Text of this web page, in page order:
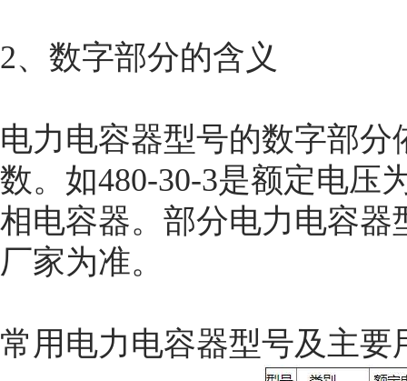
2、数字部分的含义
电力电容器型号的数字部
数。如480-30-3是额定电压
相电容器。部分电力电容
厂家为准。
常用电力电容器型号及主要